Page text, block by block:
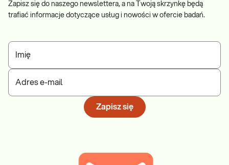
Zapisz się do naszego newslettera, a na Twoją skrzynkę będą
trafiać informacje dotyczące usług i nowości w ofercie badań.
Imię
Adres e-mail
Zapisz się